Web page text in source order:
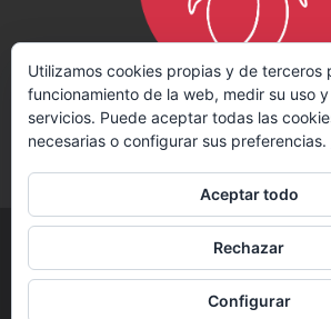
– Todos los
Diseñado por
Utilizamos cookies propias y de terceros
funcionamiento de la web, medir su uso
servicios. Puede aceptar todas las
necesarias o configurar sus preferencias.
Aceptar todo
Rechazar
Configurar